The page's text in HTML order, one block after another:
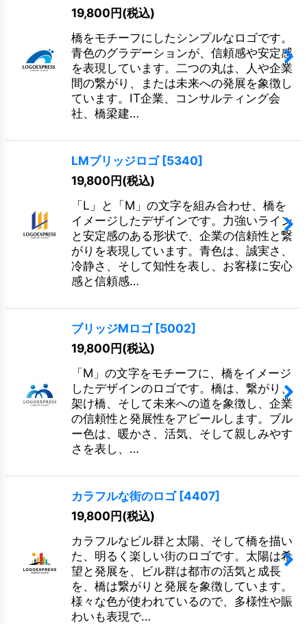
19,800円(税込)
橋をモチーフにしたシンプルなロゴです。
青色のグラデーションが、信頼感や安定感
を表現しています。二つの丸は、人や企業
間の繋がり、または未来への発展を象徴し
ています。IT企業、コンサルティング会
社、橋梁建…
LMブリッジロゴ [5340]
19,800円(税込)
「L」と「M」の文字を組み合わせ、橋を
イメージしたデザインです。力強いライン
と安定感のある形状で、企業の信頼性と繋
がりを表現しています。青色は、誠実さ、
冷静さ、そして知性を表し、お客様に安心
感と信頼感…
ブリッジMロゴ [5002]
19,800円(税込)
「M」の文字をモチーフに、橋をイメージ
したデザインのロゴです。橋は、繋がり、
架け橋、そして未来への道を象徴し、企業
の信頼性と発展性をアピールします。ブル
ー色は、暖かさ、活気、そして親しみやす
さを表し、…
カラフルな街のロゴ [4407]
19,800円(税込)
カラフルなビル群と太陽、そして橋を描い
た、明るく楽しい街のロゴです。太陽は希
望と発展を、ビル群は都市の活気と成長
を、橋は繋がりと発展を象徴しています。
様々な色が使われているので、多様性や賑
わいも表現で…